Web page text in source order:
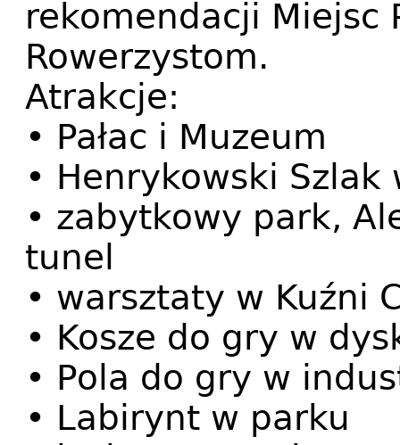
rekomendacji Miejsc
Rowerzystom.
Atrakcje:
• Pałac i Muzeum
• Henrykowski Szlak
• zabytkowy park,
tunel
• warsztaty w Kuźni
• Kosze do gry w
• Pola do gry w
• Labirynt w parku